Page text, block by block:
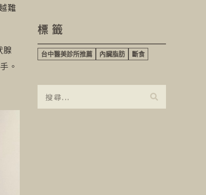
難
。
標籤
台中醫美診所推薦 內臟脂肪 斷食